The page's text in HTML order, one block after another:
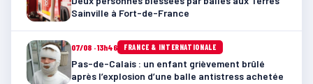
Sainville à Fort-de-France
07/08 · 13h46 FRANCE & INTERNATIONALE
Pas-de-Calais : un enfant grièvement brûlé
après l’explosion d’une balle antistress achetée